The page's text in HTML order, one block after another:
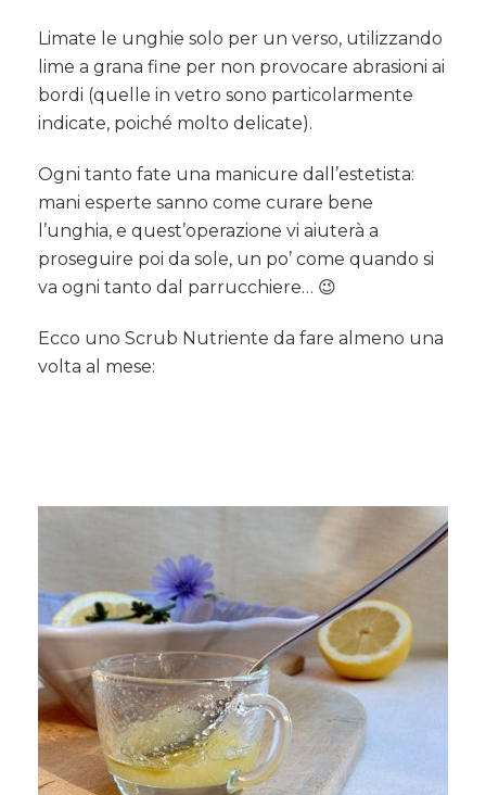
Limate le unghie solo per un verso, utilizzando
lime a grana fine per non provocare abrasioni ai
bordi (quelle in vetro sono particolarmente
indicate, poiché molto delicate).
Ogni tanto fate una manicure dall’estetista:
mani esperte sanno come curare bene
l’unghia, e quest’operazione vi aiuterà a
proseguire poi da sole, un po’ come quando si
va ogni tanto dal parrucchiere… 😉
Ecco uno Scrub Nutriente da fare almeno una
volta al mese: